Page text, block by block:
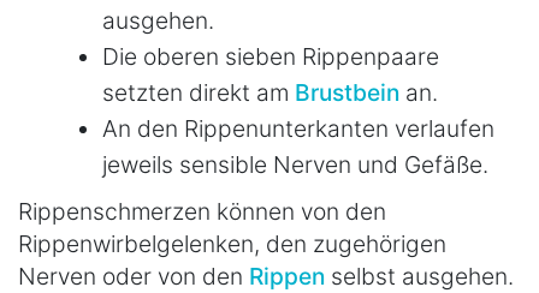
ausgehen.
Die oberen sieben Rippenpaare
setzten direkt am Brustbein an.
An den Rippenunterkanten verlaufen
jeweils sensible Nerven und Gefäße.
Rippenschmerzen können von den
Rippenwirbelgelenken, den zugehörigen
Nerven oder von den Rippen selbst ausgehen.